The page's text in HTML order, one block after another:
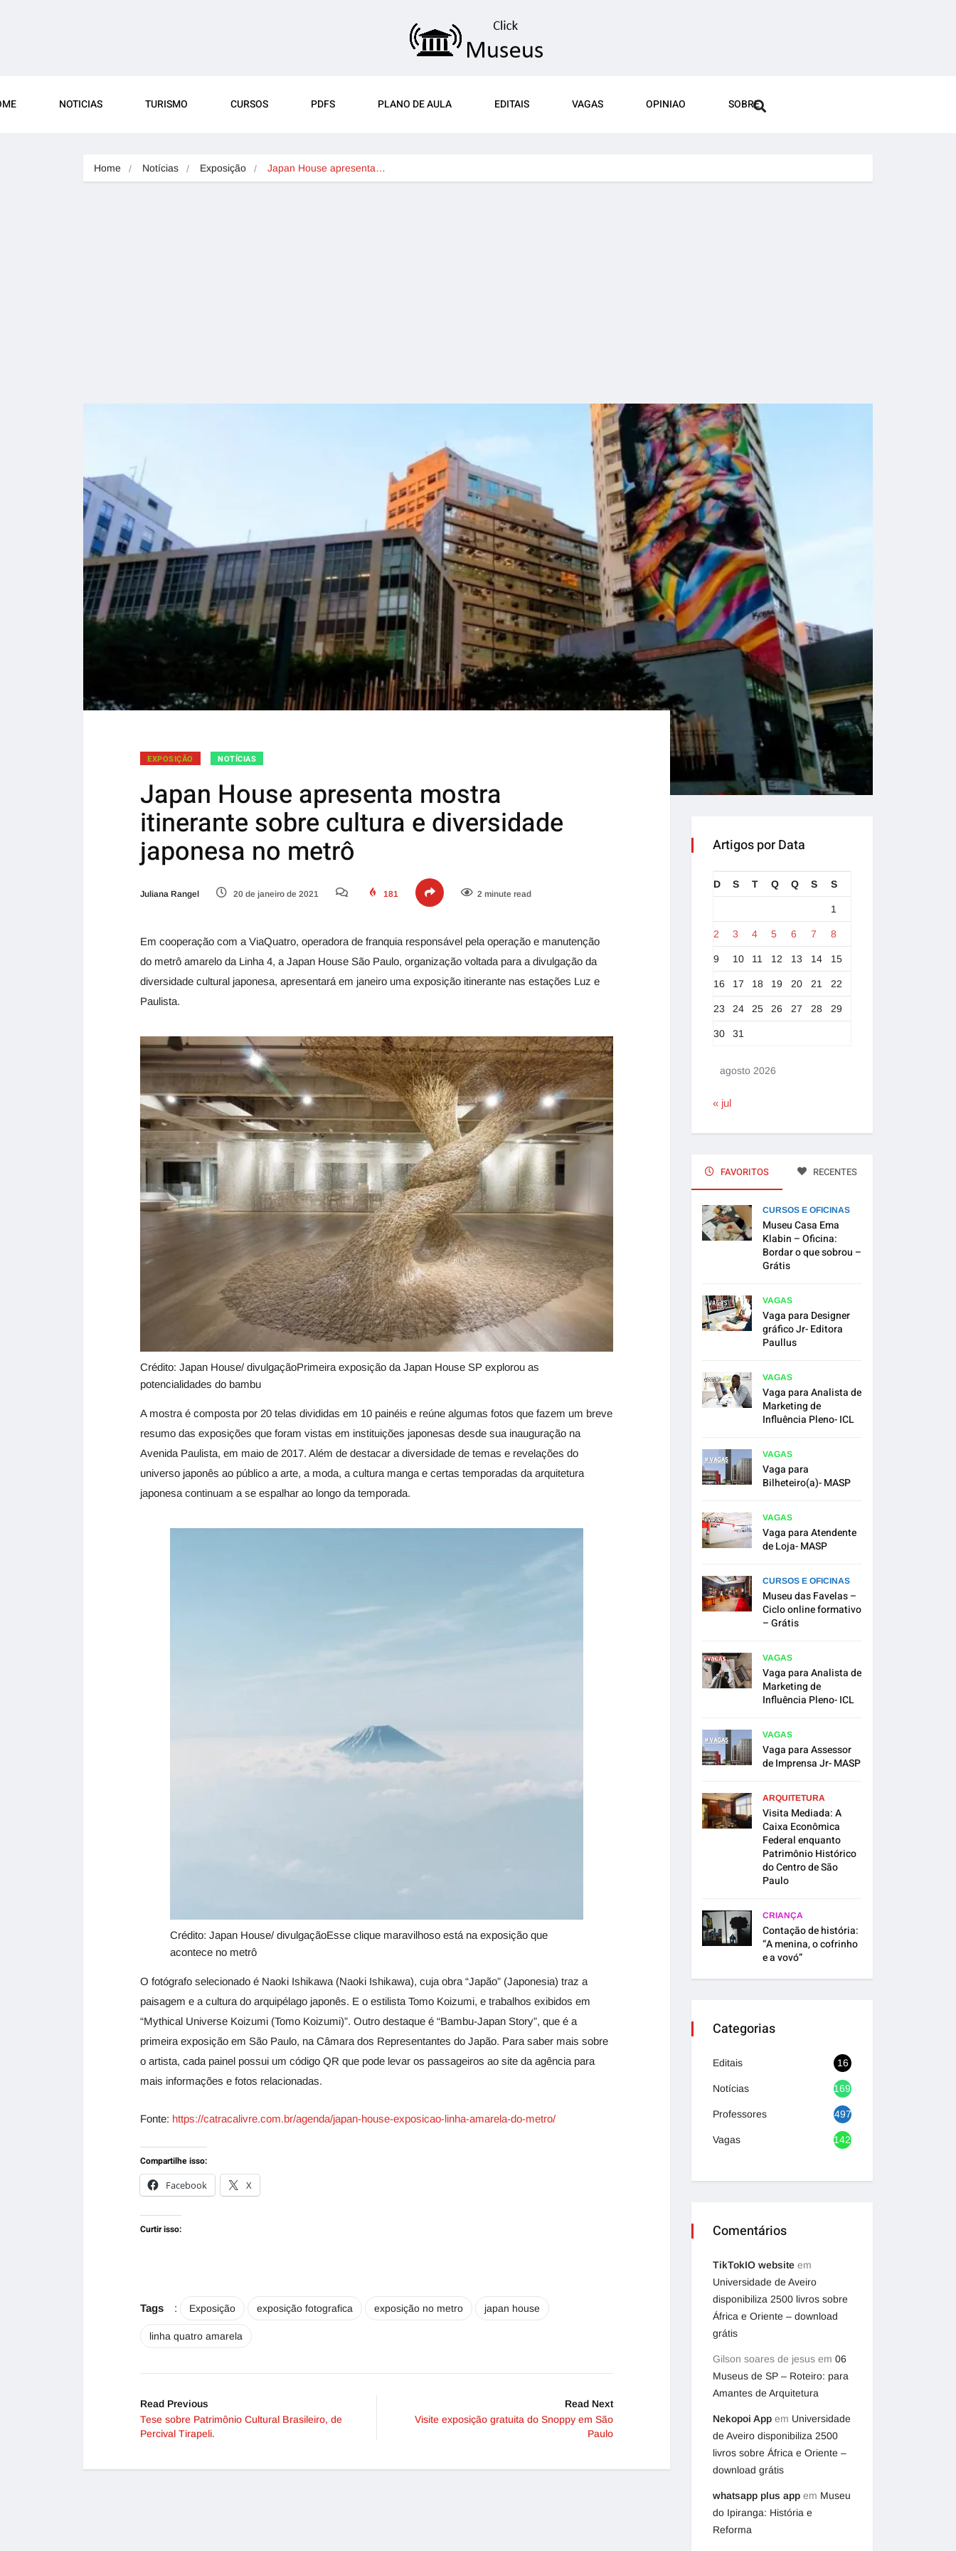
NOTICIAS TURISMO CURSOS PDFS PLANO DE AULA EDITAIS VAGAS OPINIAO SOBRE
Home Notícias Exposição Japan House apresenta…
EXPOSIÇÃO NOTÍCIAS
Japan House apresenta mostra
itinerante sobre cultura e diversidade
japonesa no metrô
Juliana Rangel 20 de janeiro de 2021 181 2 minute read
Em cooperação com a ViaQuatro, operadora de franquia responsável pela operação e manutenção
do metrô amarelo da Linha 4, a Japan House São Paulo, organização voltada para a divulgação da
diversidade cultural japonesa, apresentará em janeiro uma exposição itinerante nas estações Luz e
Paulista.
Crédito: Japan House/ divulgaçãoPrimeira exposição da Japan House SP explorou as
potencialidades do bambu
A mostra é composta por 20 telas divididas em 10 painéis e reúne algumas fotos que fazem um breve
resumo das exposições que foram vistas em instituições japonesas desde sua inauguração na
Avenida Paulista, em maio de 2017. Além de destacar a diversidade de temas e revelações do
universo japonês ao público a arte, a moda, a cultura manga e certas temporadas da arquitetura
japonesa continuam a se espalhar ao longo da temporada.
Crédito: Japan House/ divulgaçãoEsse clique maravilhoso está na exposição que
acontece no metrô
O fotógrafo selecionado é Naoki Ishikawa (Naoki Ishikawa), cuja obra “Japão” (Japonesia) traz a
paisagem e a cultura do arquipélago japonês. E o estilista Tomo Koizumi, e trabalhos exibidos em
“Mythical Universe Koizumi (Tomo Koizumi)”. Outro destaque é “Bambu-Japan Story”, que é a
primeira exposição em São Paulo, na Câmara dos Representantes do Japão. Para saber mais sobre
o artista, cada painel possui um código QR que pode levar os passageiros ao site da agência para
mais informações e fotos relacionadas.
Fonte: https://catracalivre.com.br/agenda/japan-house-exposicao-linha-amarela-do-metro/
Compartilhe isso:
Facebook
X
Curtir isso:
Tags : Exposição exposição fotografica exposição no metro japan house
linha quatro amarela
Read Previous
Tese sobre Patrimônio Cultural Brasileiro, de
Percival Tirapeli.
Read Next
Visite exposição gratuita do Snoppy em São
Paulo
Artigos por Data
agosto 2026
D S T Q Q S S
1
2 3 4 5 6 7 8
9 10 11 12 13 14 15
16 17 18 19 20 21 22
23 24 25 26 27 28 29
30 31
« jul
FAVORITOS RECENTES
CURSOS E OFICINAS
Museu Casa Ema
Klabin – Oficina:
Bordar o que sobrou –
Grátis
VAGAS
Vaga para Designer
gráfico Jr- Editora
Paullus
VAGAS
Vaga para Analista de
Marketing de
Influência Pleno- ICL
VAGAS
Vaga para
Bilheteiro(a)- MASP
VAGAS
Vaga para Atendente
de Loja- MASP
CURSOS E OFICINAS
Museu das Favelas –
Ciclo online formativo
– Grátis
VAGAS
Vaga para Analista de
Marketing de
Influência Pleno- ICL
VAGAS
Vaga para Assessor
de Imprensa Jr- MASP
ARQUITETURA
Visita Mediada: A
Caixa Econômica
Federal enquanto
Patrimônio Histórico
do Centro de São
Paulo
CRIANÇA
Contação de história:
“A menina, o cofrinho
e a vovó”
Categorias
Editais 16
Notícias 1692
Professores 497
Vagas 1420
Comentários
TikTokIO website em
Universidade de Aveiro
disponibiliza 2500 livros sobre
África e Oriente – download
grátis
Gilson soares de jesus em 06
Museus de SP – Roteiro: para
Amantes de Arquitetura
Nekopoi App em Universidade
de Aveiro disponibiliza 2500
livros sobre África e Oriente –
download grátis
whatsapp plus app em Museu
do Ipiranga: História e
Reforma